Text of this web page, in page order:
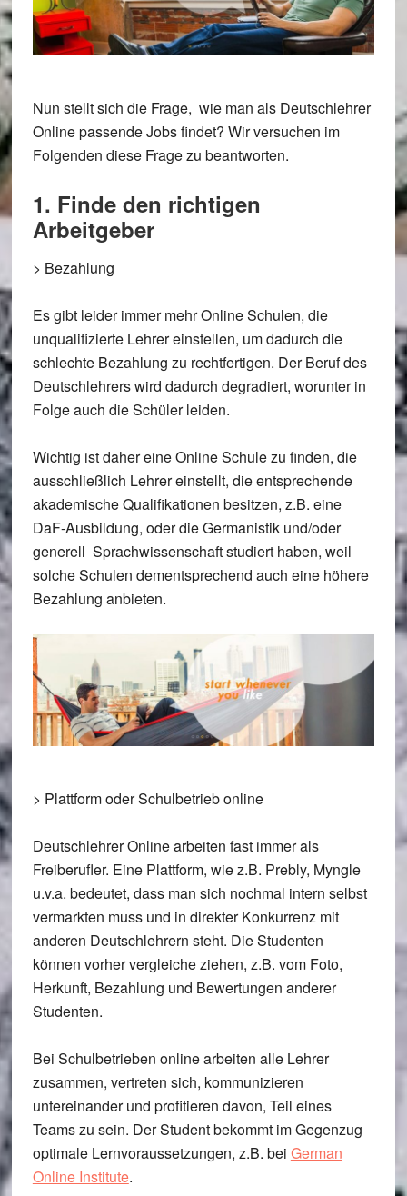
Nun stellt sich die Frage, wie man als Deutschlehrer
Online passende Jobs findet? Wir versuchen im
Folgenden diese Frage zu beantworten.
1. Finde den richtigen
Arbeitgeber
> Bezahlung
Es gibt leider immer mehr Online Schulen, die
unqualifizierte Lehrer einstellen, um dadurch die
schlechte Bezahlung zu rechtfertigen. Der Beruf des
Deutschlehrers wird dadurch degradiert, worunter in
Folge auch die Schüler leiden.
Wichtig ist daher eine Online Schule zu finden, die
ausschließlich Lehrer einstellt, die entsprechende
akademische Qualifikationen besitzen, z.B. eine
DaF-Ausbildung, oder die Germanistik und/oder
generell Sprachwissenschaft studiert haben, weil
solche Schulen dementsprechend auch eine höhere
Bezahlung anbieten.
> Plattform oder Schulbetrieb online
Deutschlehrer Online arbeiten fast immer als
Freiberufler. Eine Plattform, wie z.B. Prebly, Myngle
u.v.a. bedeutet, dass man sich nochmal intern selbst
vermarkten muss und in direkter Konkurrenz mit
anderen Deutschlehrern steht. Die Studenten
können vorher vergleiche ziehen, z.B. vom Foto,
Herkunft, Bezahlung und Bewertungen anderer
Studenten.
Bei Schulbetrieben online arbeiten alle Lehrer
zusammen, vertreten sich, kommunizieren
untereinander und profitieren davon, Teil eines
Teams zu sein. Der Student bekommt im Gegenzug
optimale Lernvoraussetzungen, z.B. bei German
Online Institute.